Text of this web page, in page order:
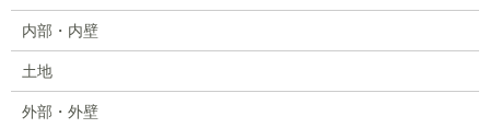
内部・内壁
土地
外部・外壁